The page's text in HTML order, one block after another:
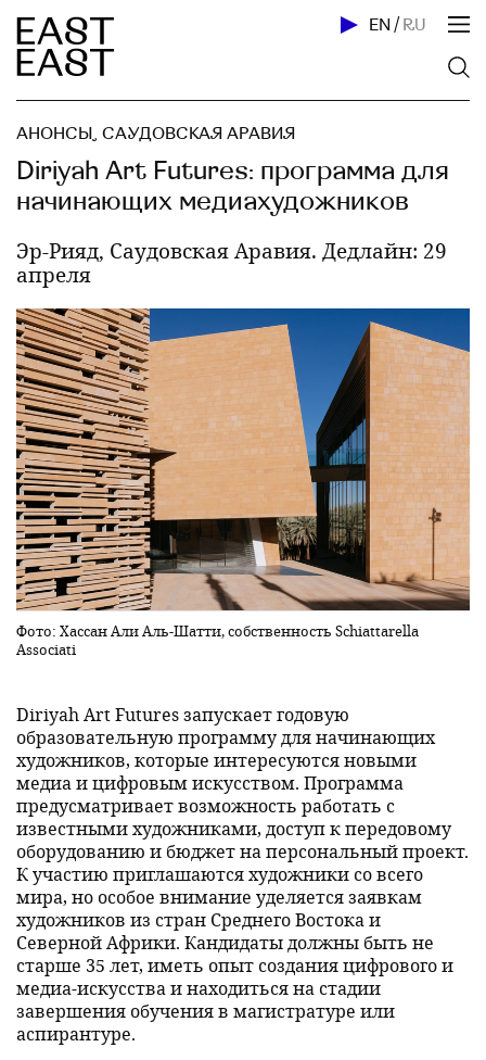
EN / RU
АНОНСЫ, САУДОВСКАЯ АРАВИЯ
Diriyah Art Futures: программа для
начинающих медиахудожников
Эр-Рияд, Саудовская Аравия. Дедлайн: 29
апреля
Фото: Хассан Али Аль-Шатти, собственность Schiattarella
Associati
Diriyah Art Futures запускает годовую
образовательную программу для начинающих
художников, которые интересуются новыми
медиа и цифровым искусством. Программа
предусматривает возможность работать с
известными художниками, доступ к передовому
оборудованию и бюджет на персональный проект.
К участию приглашаются художники со всего
мира, но особое внимание уделяется заявкам
художников из стран Среднего Востока и
Северной Африки. Кандидаты должны быть не
старше 35 лет, иметь опыт создания цифрового и
медиа-искусства и находиться на стадии
завершения обучения в магистратуре или
аспирантуре.